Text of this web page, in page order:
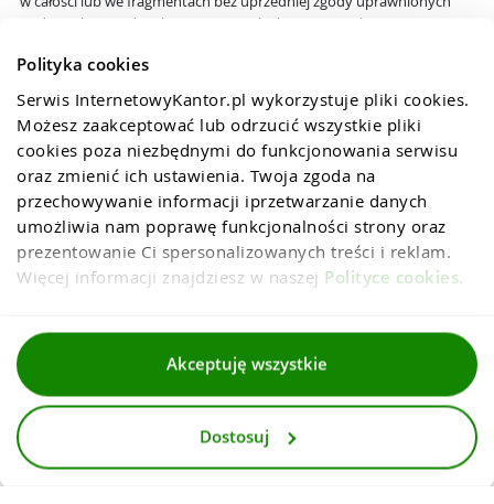
Polityka cookies
Serwis InternetowyKantor.pl wykorzystuje pliki cookies.
Możesz zaakceptować lub odrzucić wszystkie pliki
cookies poza niezbędnymi do funkcjonowania serwisu
oraz zmienić ich ustawienia. Twoja zgoda na
przechowywanie informacji iprzetwarzanie danych
umożliwia nam poprawę funkcjonalności strony oraz
prezentowanie Ci spersonalizowanych treści i reklam.
Więcej informacji znajdziesz w naszej Polityce cookies.
Akceptuję wszystkie
Dostosuj
podmiotów. Zgodę taką można uzyskać pisząc na adres
Regulaminy
Dla mediów